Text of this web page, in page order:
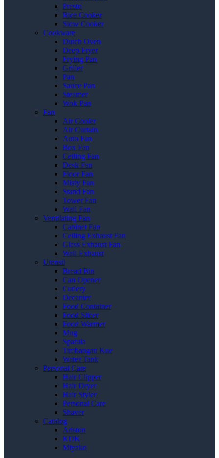
Presto
Rice Cooker
Slow Cooker
Cookware
Dutch Oven
Deep Fryer
Frying Pan
Griller
Pan
Sauce Pan
Steamer
Wok Pan
Fan
Air Cooler
Air Curtain
Auto Fan
Box Fan
Ceiling Fan
Desk Fan
Floor Fan
Misty Fan
Stand Fan
Tower Fan
Wall Fan
Ventilating Fan
Cabinet Fan
Ceiling Exhaust Fan
Glass Exhaust Fan
Wall Exhaust
Utensil
Bread Bin
Can Opener
Cutlery
Decanter
Food Container
Food Slicer
Food Warmer
Mug
Spatula
Timbangan Kue
Water Tank
Personal Care
Hair Clipper
Hair Dryer
Hair Styler
Personal Care
Shaver
Catalog
Ariston
KDK
Miyako